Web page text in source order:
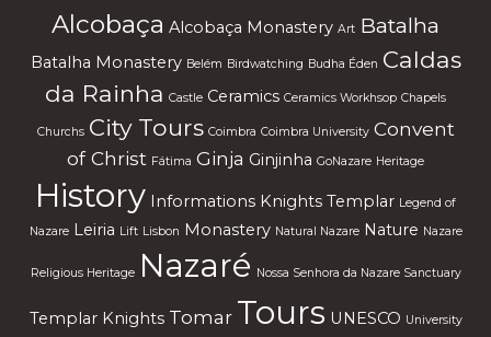
Alcobaça Alcobaça Monastery Art Batalha
Batalha Monastery Belém Birdwatching Budha Éden Caldas
da Rainha Castle Ceramics Ceramics Workhsop Chapels
Churchs City Tours Coimbra Coimbra University Convent
of Christ Fátima Ginja Ginjinha GoNazare Heritage
History Informations Knights Templar Legend of
Nazare Leiria Lift Lisbon Monastery Natural Nazare Nature Nazare
Religious Heritage Nazaré Nossa Senhora da Nazare Sanctuary
Templar Knights Tomar Tours UNESCO University